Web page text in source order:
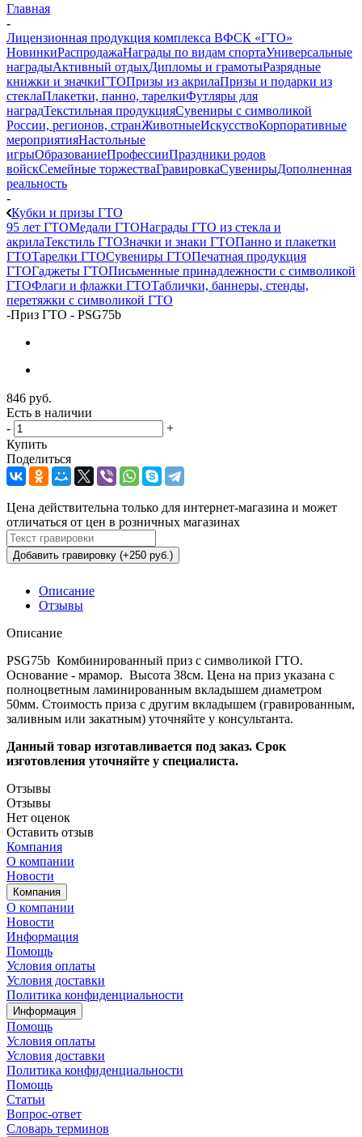
Главная
-
Лицензионная продукция комплекса ВФСК «ГТО»
НовинкиРаспродажаНаграды по видам спортаУниверсальные
наградыАктивный отдыхДипломы и грамотыРазрядные
книжки и значкиГТОПризы из акрилаПризы и подарки из
стеклаПлакетки, панно, тарелкиФутляры для
наградТекстильная продукцияСувениры с символикой
России, регионов, странЖивотныеИскусствоКорпоративные
мероприятияНастольные
игрыОбразованиеПрофессииПраздники родов
войскСемейные торжестваГравировкаСувенирыДополненная
реальность
-
Кубки и призы ГТО
95 лет ГТОМедали ГТОНаграды ГТО из стекла и
акрилаТекстиль ГТОЗначки и знаки ГТОПанно и плакетки
ГТОТарелки ГТОСувениры ГТОПечатная продукция
ГТОГаджеты ГТОПисьменные принадлежности с символикой
ГТОФлаги и флажки ГТОТаблички, баннеры, стенды,
перетяжки с символикой ГТО
-Приз ГТО - PSG75b
846 руб.
Есть в наличии
-
+
Купить
Поделиться
Цена действительна только для интернет-магазина и может
отличаться от цен в розничных магазинах
Добавить гравировку (+250 руб.)
Описание
Отзывы
Описание
PSG75b Комбинированный приз с символикой ГТО.
Основание - мрамор. Высота 38см. Цена на приз указана с
полноцветным ламинированным вкладышем диаметром
50мм. Стоимость приза с другим вкладышем (гравированным,
заливным или закатным) уточняйте у консультанта.
Данный товар изготавливается под заказ. Срок
изготовления уточняйте у специалиста.
Отзывы
Отзывы
Нет оценок
Оставить отзыв
Компания
О компании
Новости
Компания
О компании
Новости
Информация
Помощь
Условия оплаты
Условия доставки
Политика конфиденциальности
Информация
Помощь
Условия оплаты
Условия доставки
Политика конфиденциальности
Помощь
Статьи
Вопрос-ответ
Словарь терминов